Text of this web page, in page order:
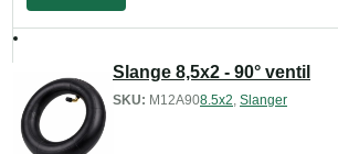
Slange 8,5x2 - 90° ventil
SKU: M12A908.5x2, Slanger